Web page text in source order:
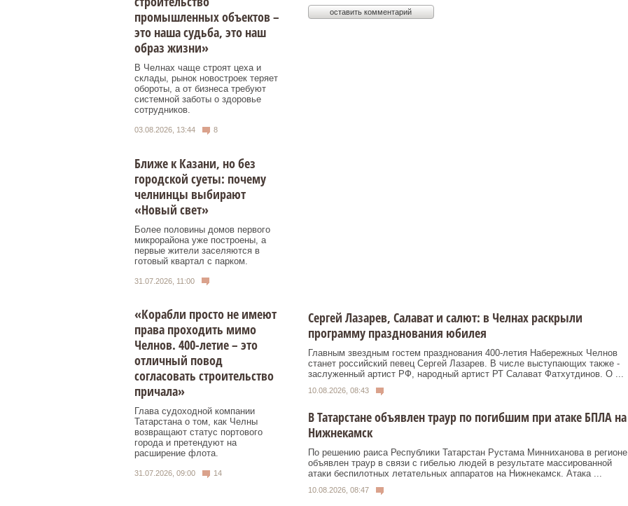
промышленных объектов –
это наша судьба, это наш
образ жизни»
В Челнах чаще строят цеха и
склады, рынок новостроек теряет
обороты, а от бизнеса требуют
системной заботы о здоровье
сотрудников.
03.08.2026, 13:44 8
Ближе к Казани, но без
городской суеты: почему
челнинцы выбирают
«Новый свет»
Более половины домов первого
микрорайона уже построены, а
первые жители заселяются в
готовый квартал с парком.
31.07.2026, 11:00
«Корабли просто не имеют
права проходить мимо
Челнов. 400-летие – это
отличный повод
согласовать строительство
причала»
Глава судоходной компании
Татарстана о том, как Челны
возвращают статус портового
города и претендуют на
расширение флота.
31.07.2026, 09:00 14
Сергей Лазарев, Салават и салют: в Челнах раскрыли
программу празднования юбилея
Главным звездным гостем празднования 400-летия Набережных Челнов
станет российский певец Сергей Лазарев. В числе выступающих также -
заслуженный артист РФ, народный артист РТ Салават Фатхутдинов. О ...
10.08.2026, 08:43
В Татарстане объявлен траур по погибшим при атаке БПЛА на
Нижнекамск
По решению раиса Республики Татарстан Рустама Минниханова в регионе
объявлен траур в связи с гибелью людей в результате массированной
атаки беспилотных летательных аппаратов на Нижнекамск. Атака ...
10.08.2026, 08:47